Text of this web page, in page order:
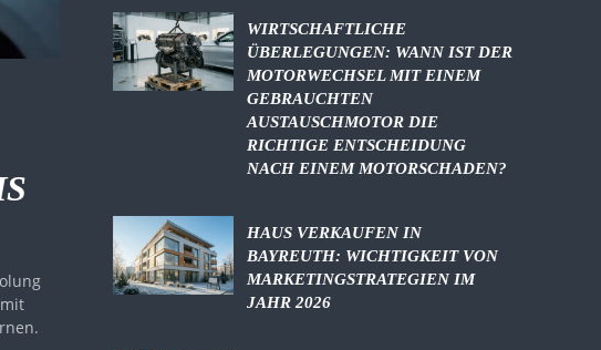
WIRTSCHAFTLICHE
ÜBERLEGUNGEN: WANN IST DER
MOTORWECHSEL MIT EINEM
GEBRAUCHTEN
AUSTAUSCHMOTOR DIE
RICHTIGE ENTSCHEIDUNG
NACH EINEM MOTORSCHADEN?
HAUS VERKAUFEN IN
BAYREUTH: WICHTIGKEIT VON
MARKETINGSTRATEGIEN IM
JAHR 2026